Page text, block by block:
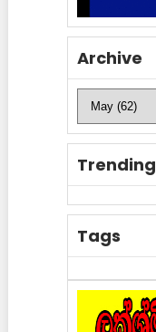
Archive
Trending
Tags